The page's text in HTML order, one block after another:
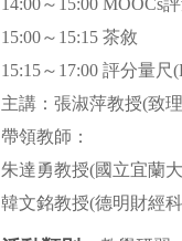
14:00～15:00 MOOCs
15:00～15:15 茶敘
15:15～17:00 評分量尺
主講：張淑萍教授(致
帶領教師：
朱達勇教授(國立宜蘭
韓文銘教授(德明財經